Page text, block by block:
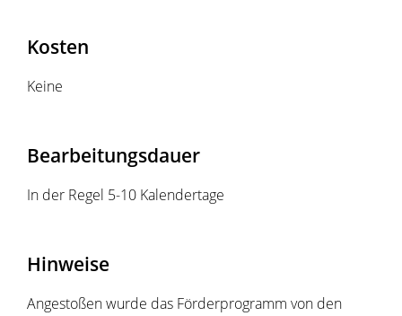
Kosten
Keine
Bearbeitungsdauer
In der Regel 5-10 Kalendertage
Hinweise
Angestoßen wurde das Förderprogramm von den